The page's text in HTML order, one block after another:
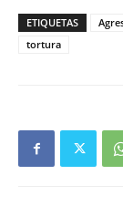
ETIQUETAS
tortura